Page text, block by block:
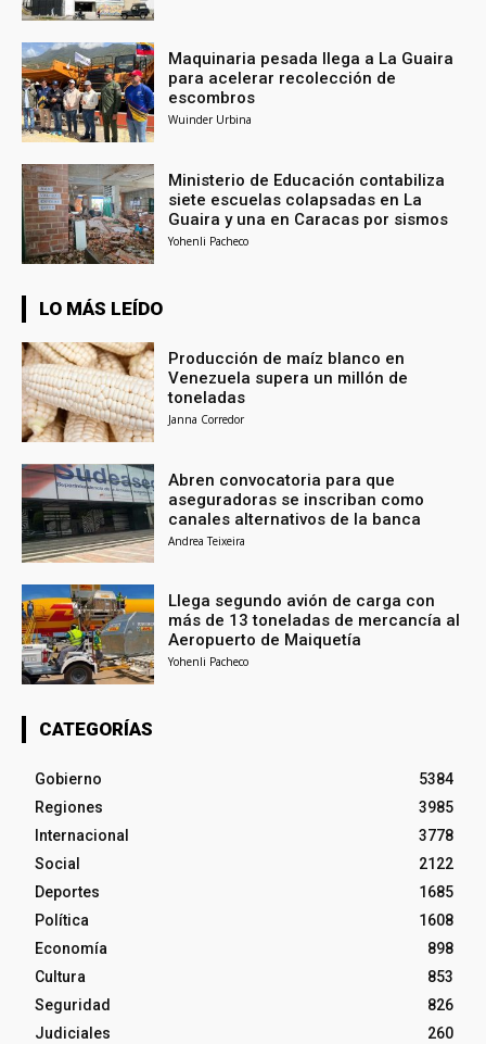
Maquinaria pesada llega a La Guaira
para acelerar recolección de
escombros
Wuinder Urbina
Ministerio de Educación contabiliza
siete escuelas colapsadas en La
Guaira y una en Caracas por sismos
Yohenli Pacheco
LO MÁS LEÍDO
Producción de maíz blanco en
Venezuela supera un millón de
toneladas
Janna Corredor
Abren convocatoria para que
aseguradoras se inscriban como
canales alternativos de la banca
Andrea Teixeira
Llega segundo avión de carga con
más de 13 toneladas de mercancía al
Aeropuerto de Maiquetía
Yohenli Pacheco
CATEGORÍAS
Gobierno
5384
Regiones
3985
Internacional
3778
Social
2122
Deportes
1685
Política
1608
Economía
898
Cultura
853
Seguridad
826
Judiciales
260